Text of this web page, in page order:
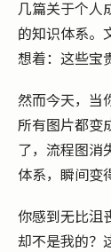
几篇关于个人
的知识体系。
想着：这些宝
然而今天，当
所有图片都
了，流程图消
体系，瞬间变
你感到无比沮
却不是我的？